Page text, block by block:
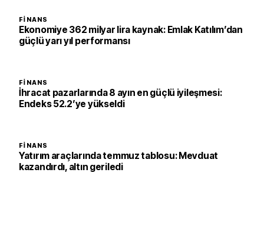
FINANS
Ekonomiye 362 milyar lira kaynak: Emlak Katılım’dan
güçlü yarı yıl performansı
FINANS
İhracat pazarlarında 8 ayın en güçlü iyileşmesi:
Endeks 52.2’ye yükseldi
FINANS
Yatırım araçlarında temmuz tablosu: Mevduat
kazandırdı, altın geriledi